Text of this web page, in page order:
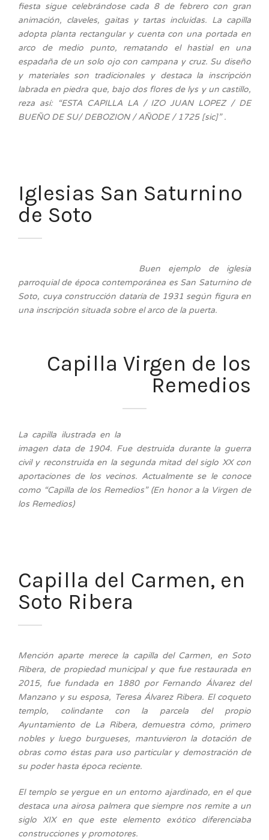
fiesta sigue celebrándose cada 8 de febrero con gran
animación, claveles, gaitas y tartas incluidas. La capilla
adopta planta rectangular y cuenta con una portada en
arco de medio punto, rematando el hastial en una
espadaña de un solo ojo con campana y cruz. Su diseño
y materiales son tradicionales y destaca la inscripción
labrada en piedra que, bajo dos flores de lys y un castillo,
reza así: “ESTA CAPILLA LA / IZO JUAN LOPEZ / DE
BUEÑO DE SU/ DEBOZION / AÑODE / 1725 [sic]” .
Iglesias San Saturnino
de Soto
Buen ejemplo de iglesia
parroquial de época contemporánea es San Saturnino de
Soto, cuya construcción dataría de 1931 según figura en
una inscripción situada sobre el arco de la puerta.
Capilla Virgen de los
Remedios
La capilla ilustrada en la
imagen data de 1904. Fue destruida durante la guerra
civil y reconstruida en la segunda mitad del siglo XX con
aportaciones de los vecinos. Actualmente se le conoce
como “Capilla de los Remedios” (En honor a la Virgen de
los Remedios)
Capilla del Carmen, en
Soto Ribera
Mención aparte merece la capilla del Carmen, en Soto
Ribera, de propiedad municipal y que fue restaurada en
2015, fue fundada en 1880 por Fernando Álvarez del
Manzano y su esposa, Teresa Álvarez Ribera. El coqueto
templo, colindante con la parcela del propio
Ayuntamiento de La Ribera, demuestra cómo, primero
nobles y luego burgueses, mantuvieron la dotación de
obras como éstas para uso particular y demostración de
su poder hasta época reciente.
El templo se yergue en un entorno ajardinado, en el que
destaca una airosa palmera que siempre nos remite a un
siglo XIX en que este elemento exótico diferenciaba
construcciones y promotores.